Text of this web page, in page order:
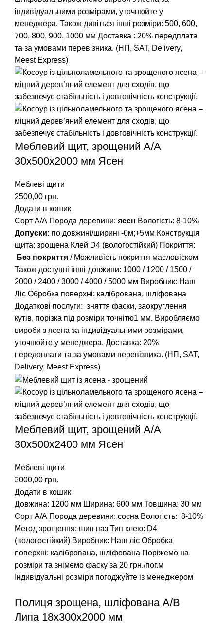
індивідуальними розмірами, уточнюйте у
менеджера. Також дивіться інші розміри: 500, 600,
700, 800, 900, 1000 мм Доставка : 20% передплата
та за умовами перевізника. (НП, SAT, Delivery,
Meest Express)
Меблевий щит, зрощений A/А
30х500х2000 мм Ясен
Меблеві щити
2500,00 грн.
Додати в кошик
Сорт А/А Порода деревини: ясен Вологість: 8-10%
Допуски: по довжині/ширині -0м;+5мм Конструкція
щита: зрощена Клей D4 (вологостійкий) Покриття:
Без покриття / Можливість покриття масловіском
Також доступні інші довжини: 1000 / 1200 / 1500 /
2000 / 2400 /3000 /4000 /5000 мм Виробник: Наш
Ліс Обробка поверхні: калібрована, шліфована
Додаткові послуги: зняття фаски, заокруглення
кутів, порізка під розміри точнітю1 мм. Виробляємо
вироби з ясена за індивідуальними розмірами,
уточнюйте у менеджера. Доставка: 20%
передоплати та за умовами перевізника. (НП, SAT,
Delivery, Meest Express)
Меблевий щит, зрощений A/А
30х500х2400 мм Ясен
Меблеві щити
3000,00 грн.
Додати в кошик
Довжина: 1200 мм Ширина: 600 мм Товщина: 30 мм
Сорт А/А Порода деревини: сосна Вологість: 8-10%
Метод зрощення: шип паз Тип клею: D4
(вологостійкий) Виробник: Наш ліс Обробка
поверхні: калібрована, шліфована Поріжемо на
розміри та знімемо фаску за 20 грн./пог.м
Індивідуальні розміри погоджуйте із менеджером
Полиця зрощена, шліфована А/В
Липа 18х300х2000 мм